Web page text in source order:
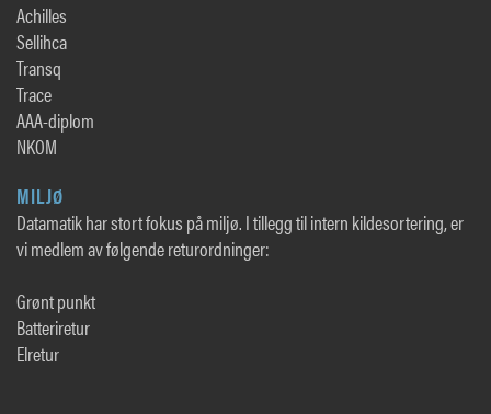
Achilles
Sellihca
Transq
Trace
AAA-diplom
NKOM
MILJØ
Datamatik har stort fokus på miljø. I tillegg til intern kildesortering, er
vi medlem av følgende returordninger:
Grønt punkt
Batteriretur
Elretur